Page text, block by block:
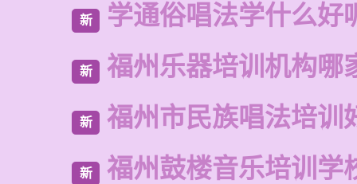
新 学通俗唱法学什么好
新 福州乐器培训机构哪
新 福州市民族唱法培训
新 福州鼓楼音乐培训学